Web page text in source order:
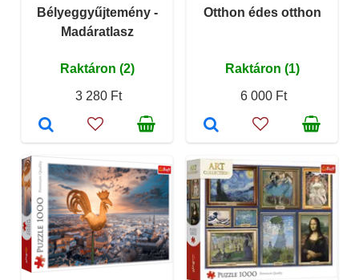
Bélyeggyűjtemény -
Madáratlasz
Raktáron (2)
3 280 Ft
Otthon édes otthon
Raktáron (1)
6 000 Ft